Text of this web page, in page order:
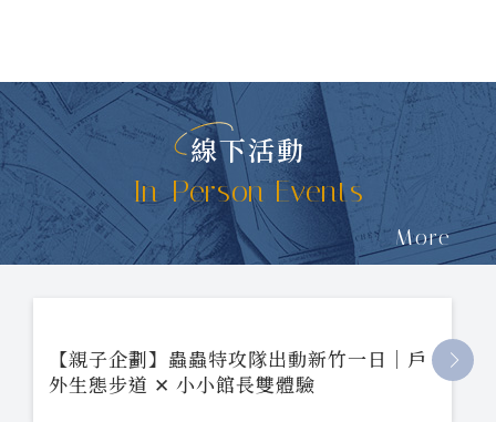
線下活動
In-Person Events
More
【親子企劃】蟲蟲特攻隊出動新竹一日｜戶
外生態步道 ✕ 小小館長雙體驗